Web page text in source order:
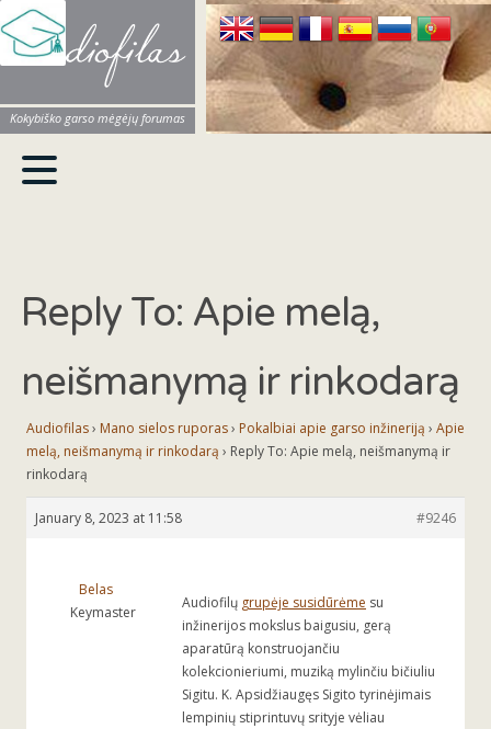
Audiofilas
Kokybiško garso mėgėjų forumas
Reply To: Apie melą,
neišmanymą ir rinkodarą
Audiofilas› Mano sielos ruporas› Pokalbiai apie garso inžineriją › Apie
melą, neišmanymą ir rinkodarą › Reply To: Apie melą, neišmanymą ir
rinkodarą
January 8, 2023 at 11:58 #9246
Belas
Keymaster
Audiofilų grupėje susidūrėme su
inžinerijos mokslus baigusiu, gerą
aparatūrą konstruojančiu
kolekcionieriumi, muziką mylinčiu bičiuliu
Sigitu. K. Apsidžiaugęs Sigito tyrinėjimais
lempinių stiprintuvų srityje vėliau